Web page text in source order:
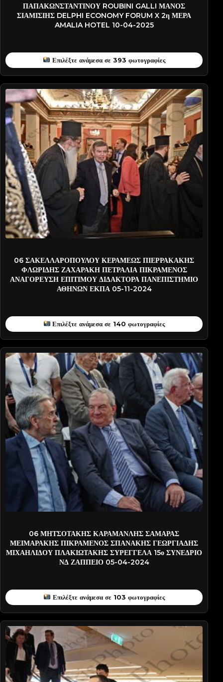
ΠΑΠΑΚΩΝΣΤΑΝΤΙΝΟΥ ROUBINI GALLI ΜΑΝΟΣ
ΣΙΑΜΙΣΙΗΣ DELPHI ECONOMY FORUM X 2η ΜΕΡΑ
AMALIA HOTEL 10-04-2025
Επιλέξτε ανάμεσα σε 393 φωτογραφίες
06 ΣΑΚΕΛΛΑΡΟΠΟΥΛΟΥ ΚΕΡΑΜΕΩΣ ΠΙΕΡΡΑΚΑΚΗΣ
ΦΛΩΡΙΔΗΣ ΖΑΧΑΡΑΚΗ ΠΕΤΡΑΛΙΑ ΠΙΚΡΑΜΕΝΟΣ
ΑΝΑΓΟΡΕΥΣΗ ΕΠΙΤΙΜΟΥ ΔΙΔΑΚΤΟΡΑ ΠΑΝΕΠΙΣΤΗΜΙΟ
ΑΘΗΝΩΝ ΕΚΠΑ 05-11-2024
Επιλέξτε ανάμεσα σε 140 φωτογραφίες
06 ΜΗΤΣΟΤΑΚΗΣ ΚΑΡΑΜΑΝΛΗΣ ΣΑΜΑΡΑΣ
ΜΕΙΜΑΡΑΚΗΣ ΠΙΚΡΑΜΕΝΟΣ ΣΠΑΝΑΚΗΣ ΓΕΩΡΓΙΑΔΗΣ
ΜΙΧΑΗΛΙΔΟΥ ΠΛΑΚΙΩΤΑΚΗΣ ΣΥΡΕΓΓΕΛΑ 15ο ΣΥΝΕΔΡΙΟ
ΝΔ ΖΑΠΠΕΙΟ 05-04-2024
Επιλέξτε ανάμεσα σε 103 φωτογραφίες